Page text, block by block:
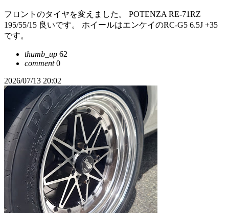
フロントのタイヤを変えました。 POTENZA RE-71RZ
195/55/15 良いです。 ホイールはエンケイのRC-G5 6.5J +35
です。
thumb_up 62
comment0
2026/07/13 20:02